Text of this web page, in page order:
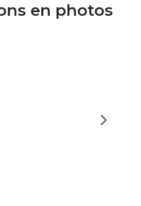
en photos